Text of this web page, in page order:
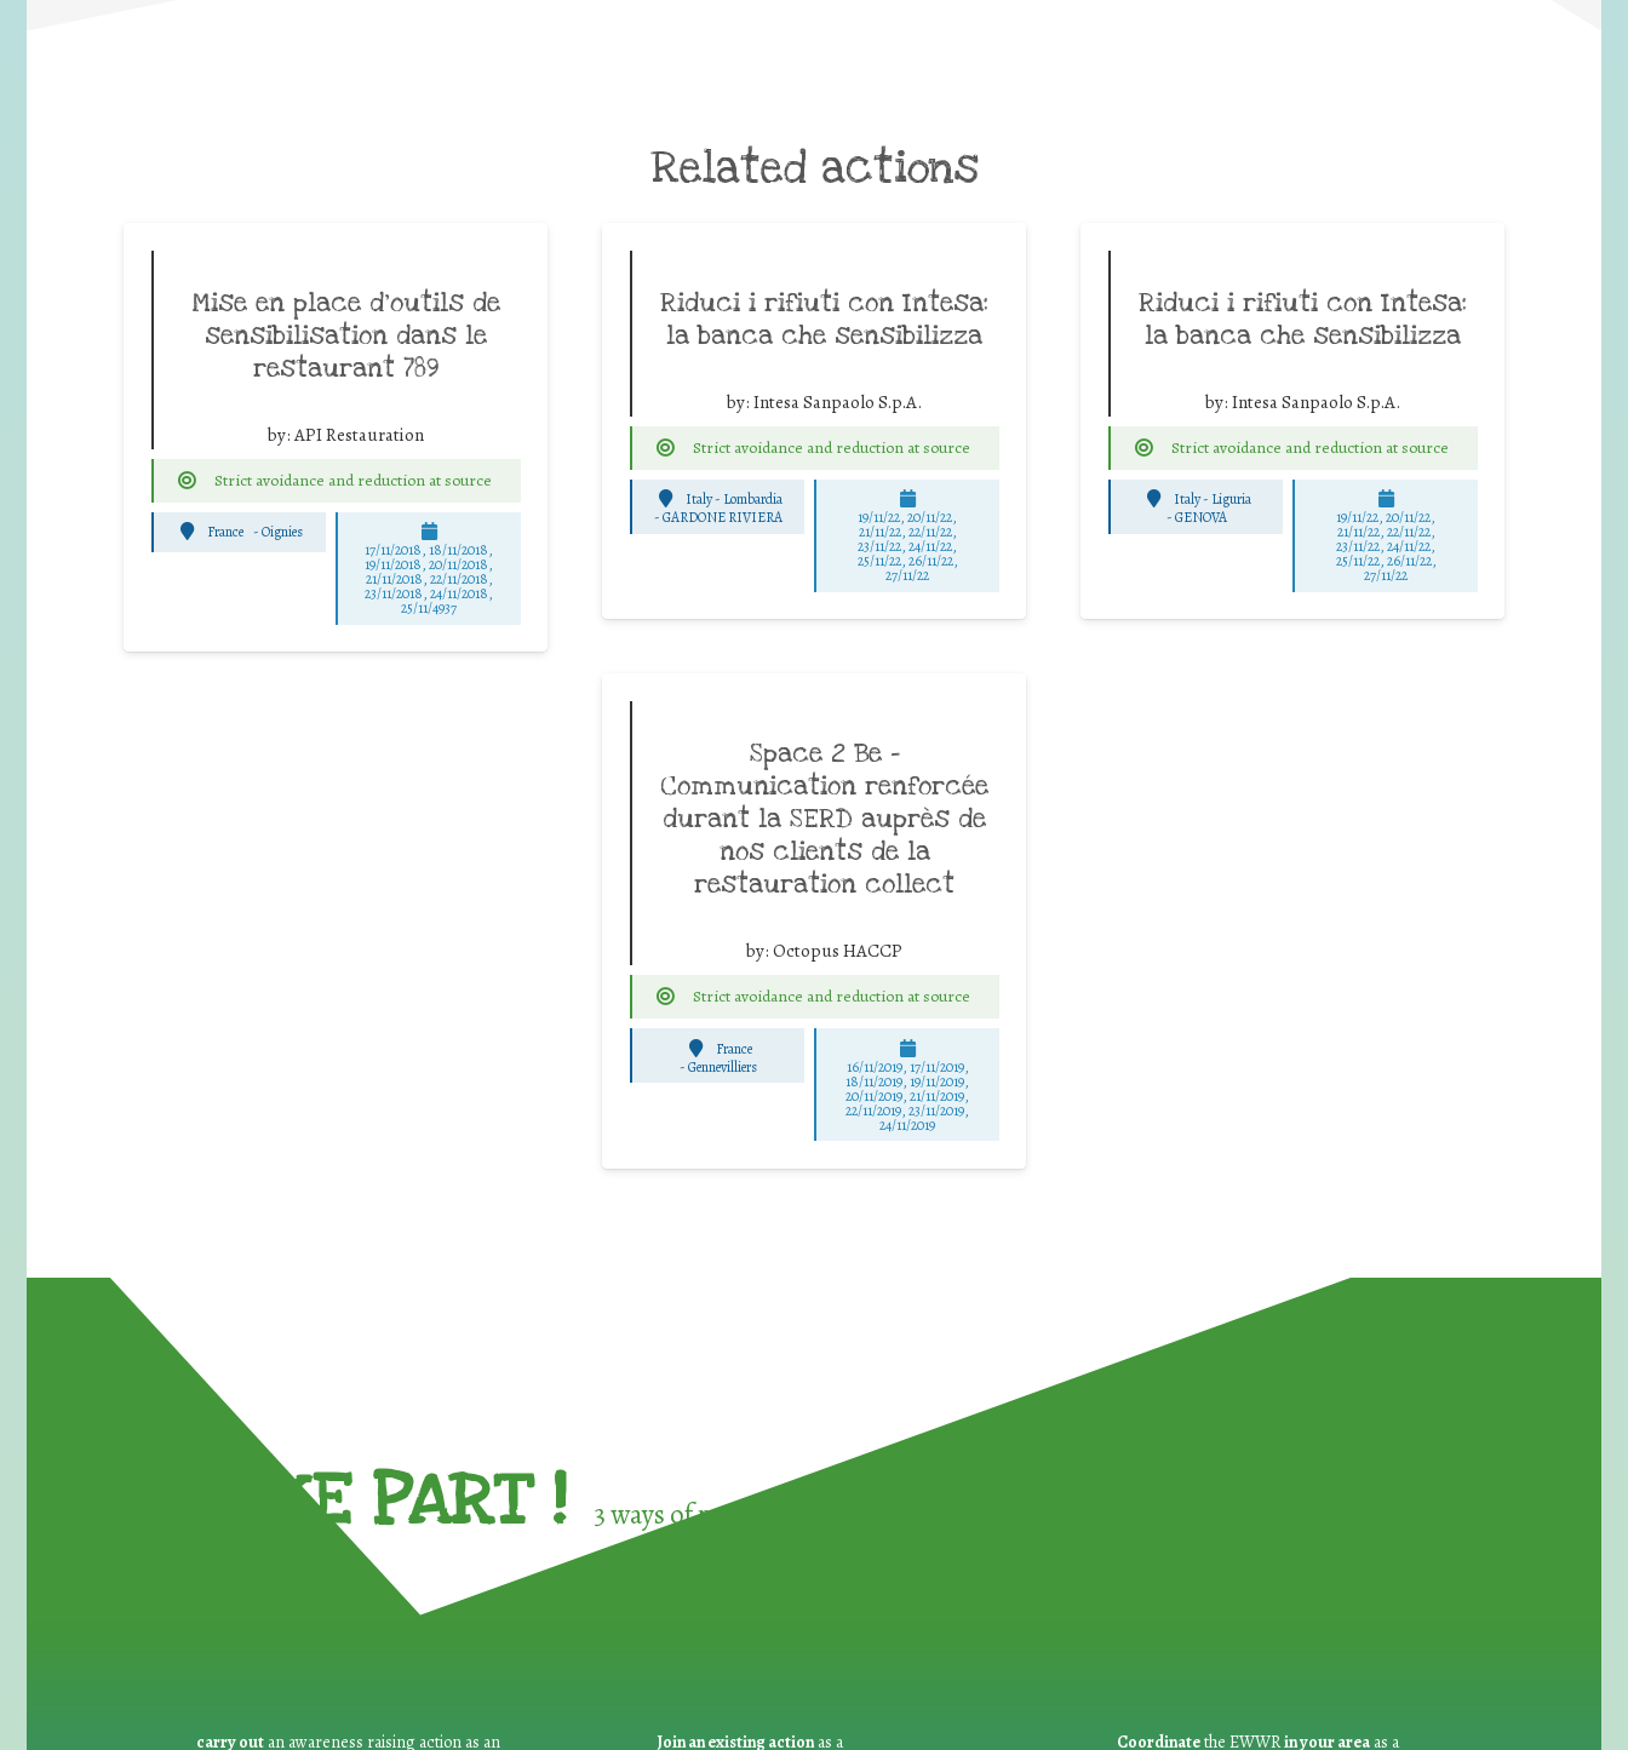
Related actions
Mise en place d’outils de
sensibilisation dans le
restaurant 789
by:API Restauration
Strict avoidance and reduction at source
France -Oignies
17/11/2018, 18/11/2018,
19/11/2018, 20/11/2018,
21/11/2018, 22/11/2018,
23/11/2018, 24/11/2018,
25/11/4937
Riduci i rifiuti con Intesa:
la banca che sensibilizza
by: Intesa Sanpaolo S.p.A.
Strict avoidance and reduction at source
Italy - Lombardia
-GARDONE RIVIERA 19/11/22, 20/11/22,
21/11/22, 22/11/22,
23/11/22, 24/11/22,
25/11/22, 26/11/22,
27/11/22
Riduci i rifiuti con Intesa:
la banca che sensibilizza
by: Intesa Sanpaolo S.p.A.
Strict avoidance and reduction at source
Italy - Liguria
-GENOVA 19/11/22, 20/11/22,
21/11/22, 22/11/22,
23/11/22, 24/11/22,
25/11/22, 26/11/22,
27/11/22
Space 2 Be –
Communication renforcée
durant la SERD auprès de
nos clients de la
restauration collect
by: Octopus HACCP
Strict avoidance and reduction at source
France
-Gennevilliers 16/11/2019, 17/11/2019,
18/11/2019, 19/11/2019,
20/11/2019, 21/11/2019,
22/11/2019, 23/11/2019,
24/11/2019
TAKE PART ! 3 ways of participating in the
carry out an awareness raising action as an Join an existing actionas a Coordinatethe EWWRin your areaas a